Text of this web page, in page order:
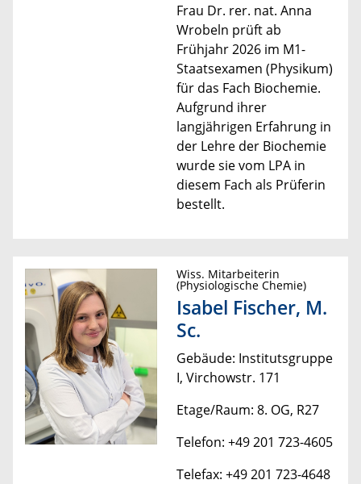
Frau Dr. rer. nat. Anna
Wrobeln prüft ab
Frühjahr 2026 im M1-
Staatsexamen (Physikum)
für das Fach Biochemie.
Aufgrund ihrer
langjährigen Erfahrung in
der Lehre der Biochemie
wurde sie vom LPA in
diesem Fach als Prüferin
bestellt.
Wiss. Mitarbeiterin
(Physiologische Chemie)
Isabel Fischer, M.
Sc.
Gebäude: Institutsgruppe
I, Virchowstr. 171
Etage/Raum: 8. OG, R27
Telefon: +49 201 723-4605
Telefax: +49 201 723-4648